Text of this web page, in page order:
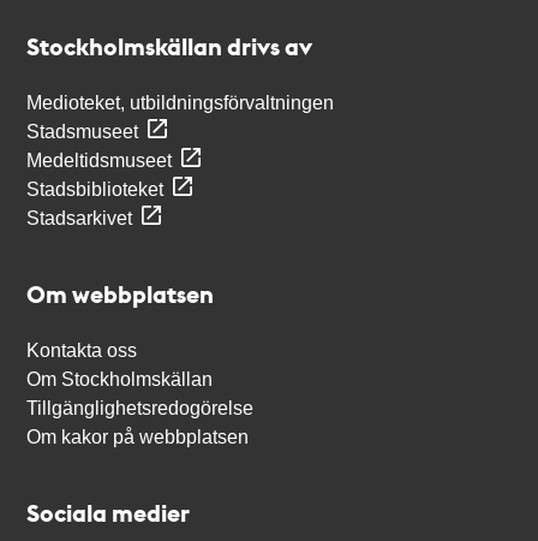
Stockholmskällan drivs av
Medioteket, utbildningsförvaltningen
Stadsmuseet
Medeltidsmuseet
Stadsbiblioteket
Stadsarkivet
Om webbplatsen
Kontakta oss
Om Stockholmskällan
Tillgänglighetsredogörelse
Om kakor på webbplatsen
Sociala medier